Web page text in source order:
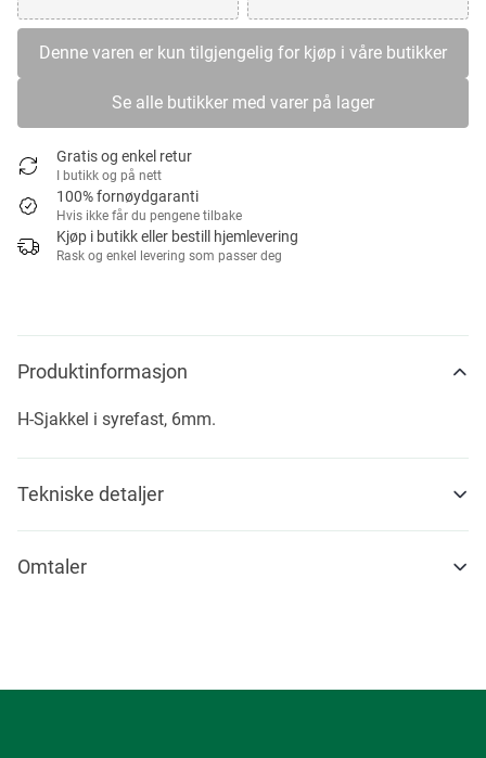
Denne varen er kun tilgjengelig for kjøp i våre butikker
Se alle butikker med varer på lager
Gratis og enkel retur
I butikk og på nett
100% fornøydgaranti
Hvis ikke får du pengene tilbake
Kjøp i butikk eller bestill hjemlevering
Rask og enkel levering som passer deg
Produktinformasjon
H-Sjakkel i syrefast, 6mm.
Tekniske detaljer
Omtaler